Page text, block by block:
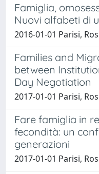
Famiglia,
Nuovi alfabeti di
2016-01-01 Parisi,
Families and
between
Day Negotiation
2017-01-01 Parisi,
Fare famiglia in
fecondità: un
generazioni
2017-01-01 Parisi,